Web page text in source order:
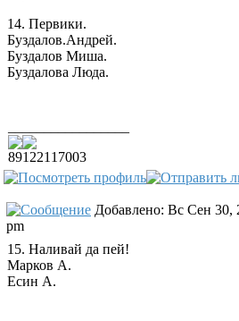
14. Первики.
Буздалов.Андрей.
Буздалов Миша.
Буздалова Люда.
89122117003
Добавлено: Вс Сен 30,
pm
15. Наливай да пей!
Марков А.
Есин А.